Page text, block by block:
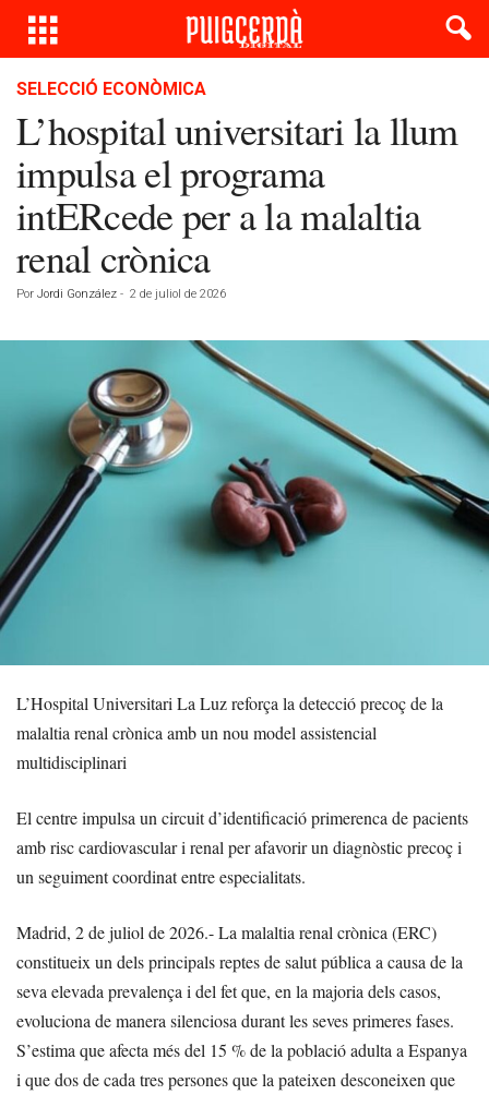
SELECCIÓ ECONÒMICA
L’hospital universitari la llum
impulsa el programa
intERcede per a la malaltia
renal crònica
Por Jordi González - 2 de juliol de 2026
L’Hospital Universitari La Luz reforça la detecció precoç de la
malaltia renal crònica amb un nou model assistencial
multidisciplinari
El centre impulsa un circuit d’identificació primerenca de pacients
amb risc cardiovascular i renal per afavorir un diagnòstic precoç i
un seguiment coordinat entre especialitats.
Madrid, 2 de juliol de 2026.- La malaltia renal crònica (ERC)
constitueix un dels principals reptes de salut pública a causa de la
seva elevada prevalença i del fet que, en la majoria dels casos,
evoluciona de manera silenciosa durant les seves primeres fases.
S’estima que afecta més del 15 % de la població adulta a Espanya
i que dos de cada tres persones que la pateixen desconeixen que